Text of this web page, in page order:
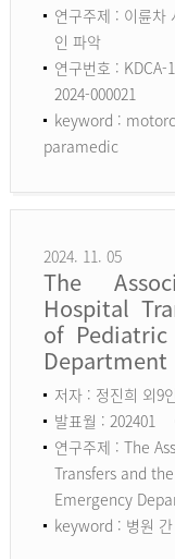
연구주제 : 이륜차
인 파악
연구번호 : KDCA-
2024-000021
keyword :
paramedic
2024. 11. 05
The
Hospital
of
Department
저자 : 정진희 외9인
발표월 : 202401
연구주제 : The
Transfers and
Emergency
keyword : 병원